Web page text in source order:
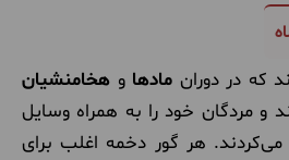
که در دوران مادها و هخامنشیان
و مردگان خود را به همراه وسایل
هر گور دخمه اغلب برای